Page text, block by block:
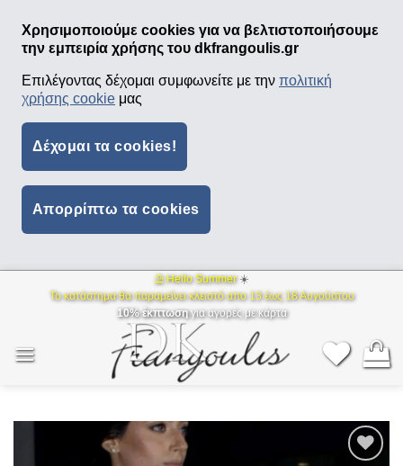
Χρησιμοποιούμε cookies για να βελτιστοποιήσουμε
την εμπειρία χρήσης του dkfrangoulis.gr
Επιλέγοντας δέχομαι συμφωνείτε με την πολιτική
χρήσης cookie μας
Δέχομαι τα cookies!
Απορρίπτω τα cookies
⛱ Hello Summer ☀️
Το κατάστημα θα παραμείνει κλειστό απο 13 έως 18 Αυγούστου
10% έκπτωσηγια αγορές με κάρτα